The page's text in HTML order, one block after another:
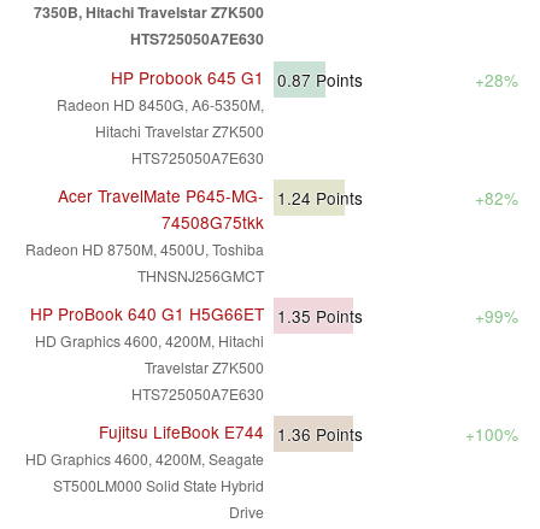
7350B, Hitachi Travelstar Z7K500
HTS725050A7E630
HP Probook 645 G1
Radeon HD 8450G, A6-5350M,
Hitachi Travelstar Z7K500
HTS725050A7E630
0.87 Points +28%
Acer TravelMate P645-MG-
74508G75tkk
Radeon HD 8750M, 4500U, Toshiba
THNSNJ256GMCT
1.24 Points +82%
HP ProBook 640 G1 H5G66ET
HD Graphics 4600, 4200M, Hitachi
Travelstar Z7K500
HTS725050A7E630
1.35 Points +99%
Fujitsu LifeBook E744
HD Graphics 4600, 4200M, Seagate
ST500LM000 Solid State Hybrid
Drive
1.36 Points +100%